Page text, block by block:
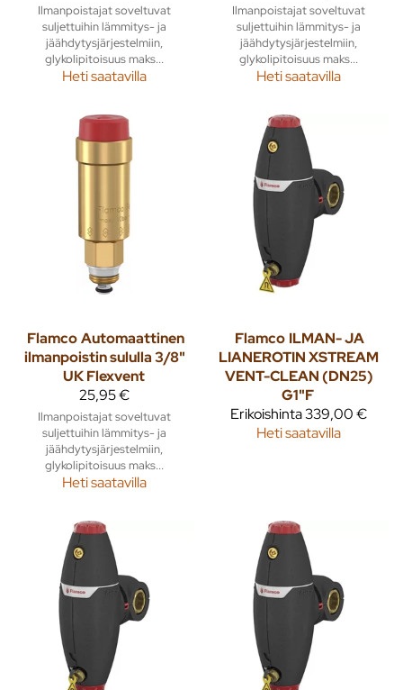
Ilmanpoistajat soveltuvat
suljettuihin lämmitys- ja
jäähdytysjärjestelmiin,
glykolipitoisuus maks...
Heti saatavilla
Ilmanpoistajat soveltuvat
suljettuihin lämmitys- ja
jäähdytysjärjestelmiin,
glykolipitoisuus maks...
Heti saatavilla
Flamco Automaattinen
ilmanpoistin sululla 3/8"
UK Flexvent
25,95 €
Ilmanpoistajat soveltuvat
suljettuihin lämmitys- ja
jäähdytysjärjestelmiin,
glykolipitoisuus maks...
Heti saatavilla
Flamco ILMAN- JA
LIANEROTIN XSTREAM
VENT-CLEAN (DN25)
G1"F
Erikoishinta339,00 €
Heti saatavilla